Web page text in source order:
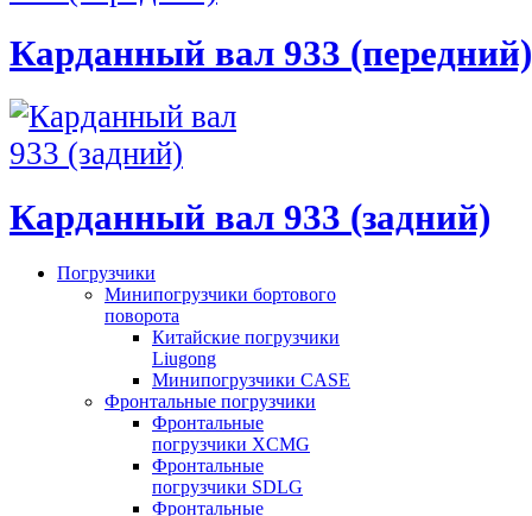
Карданный вал 933 (передний)
Карданный вал 933 (задний)
Погрузчики
Минипогрузчики бортового
поворота
Китайские погрузчики
Liugong
Минипогрузчики CASE
Фронтальные погрузчики
Фронтальные
погрузчики XCMG
Фронтальные
погрузчики SDLG
Фронтальные